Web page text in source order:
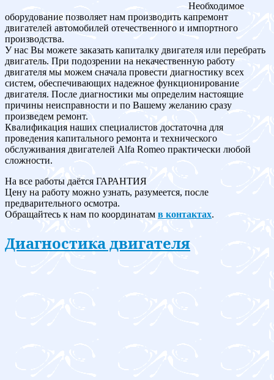
Необходимое
оборудование позволяет нам производить капремонт
двигателей автомобилей отечественного и импортного
производства.
У нас Вы можете заказать капиталку двигателя или перебрать
двигатель. При подозрении на некачественную работу
двигателя мы можем сначала провести диагностику всех
систем, обеспечивающих надежное функционирование
двигателя. После диагностики мы определим настоящие
причины неисправности и по Вашему желанию сразу
произведем ремонт.
Квалификация наших специалистов достаточна для
проведения капитального ремонта и технического
обслуживания двигателей Alfa Romeo практически любой
сложности.
На все работы даётся ГАРАНТИЯ
Цену на работу можно узнать, разумеется, после
предварительного осмотра.
Обращайтесь к нам по координатам в контактах.
Диагностика двигателя